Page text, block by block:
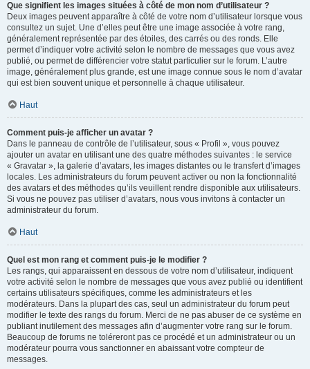
Que signifient les images situées à côté de mon nom d’utilisateur ?
Deux images peuvent apparaître à côté de votre nom d’utilisateur lorsque vous
consultez un sujet. Une d’elles peut être une image associée à votre rang,
généralement représentée par des étoiles, des carrés ou des ronds. Elle
permet d’indiquer votre activité selon le nombre de messages que vous avez
publié, ou permet de différencier votre statut particulier sur le forum. L’autre
image, généralement plus grande, est une image connue sous le nom d’avatar
qui est bien souvent unique et personnelle à chaque utilisateur.
Haut
Comment puis-je afficher un avatar ?
Dans le panneau de contrôle de l’utilisateur, sous « Profil », vous pouvez
ajouter un avatar en utilisant une des quatre méthodes suivantes : le service
« Gravatar », la galerie d’avatars, les images distantes ou le transfert d’images
locales. Les administrateurs du forum peuvent activer ou non la fonctionnalité
des avatars et des méthodes qu’ils veuillent rendre disponible aux utilisateurs.
Si vous ne pouvez pas utiliser d’avatars, nous vous invitons à contacter un
administrateur du forum.
Haut
Quel est mon rang et comment puis-je le modifier ?
Les rangs, qui apparaissent en dessous de votre nom d’utilisateur, indiquent
votre activité selon le nombre de messages que vous avez publié ou identifient
certains utilisateurs spécifiques, comme les administrateurs et les
modérateurs. Dans la plupart des cas, seul un administrateur du forum peut
modifier le texte des rangs du forum. Merci de ne pas abuser de ce système en
publiant inutilement des messages afin d’augmenter votre rang sur le forum.
Beaucoup de forums ne toléreront pas ce procédé et un administrateur ou un
modérateur pourra vous sanctionner en abaissant votre compteur de
messages.